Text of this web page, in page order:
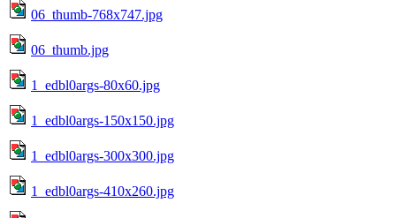
06_thumb-768x747.jpg
06_thumb.jpg
1_edbl0args-80x60.jpg
1_edbl0args-150x150.jpg
1_edbl0args-300x300.jpg
1_edbl0args-410x260.jpg